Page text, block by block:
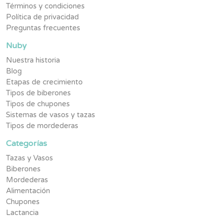
Términos y condiciones
Política de privacidad
Preguntas frecuentes
Nuby
Nuestra historia
Blog
Etapas de crecimiento
Tipos de biberones
Tipos de chupones
Sistemas de vasos y tazas
Tipos de mordederas
Categorías
Tazas y Vasos
Biberones
Mordederas
Alimentación
Chupones
Lactancia